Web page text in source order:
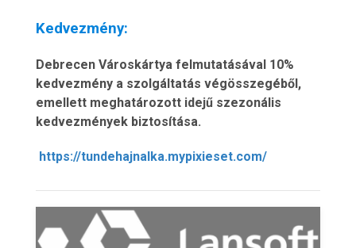
Kedvezmény:
Debrecen Városkártya felmutatásával 10%
kedvezmény a szolgáltatás végösszegéből,
emellett meghatározott idejű szezonális
kedvezmények biztosítása.
https://tundehajnalka.mypixieset.com/